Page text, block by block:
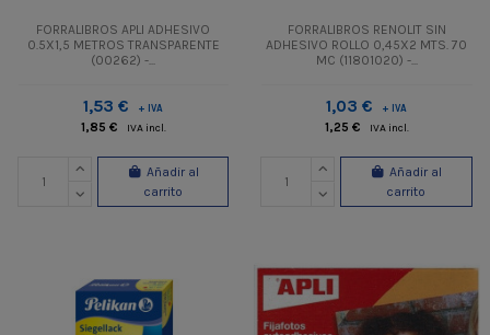
FORRALIBROS APLI ADHESIVO
0.5X1,5 METROS TRANSPARENTE
(00262) -...
1,53 € + IVA
1,85 € IVA incl.
Añadir al
carrito
FORRALIBROS RENOLIT SIN
ADHESIVO ROLLO 0,45X2 MTS. 70
MC (11801020) -...
1,03 € + IVA
1,25 € IVA incl.
Añadir al
carrito